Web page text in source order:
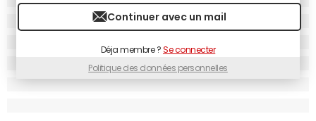
Continuer avec un mail
Déja membre ?Se connecter
Politique des données personnelles